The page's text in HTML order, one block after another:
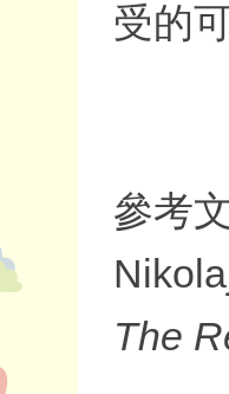
受的
參考
The